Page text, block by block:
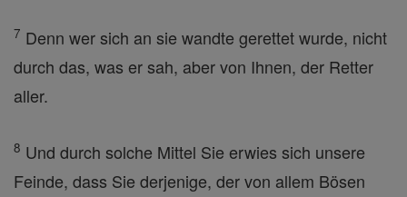
7 Denn wer sich an sie wandte gerettet wurde, nicht
durch das, was er sah, aber von Ihnen, der Retter
aller.
8 Und durch solche Mittel Sie erwies sich unsere
Feinde, dass Sie derjenige, der von allem Bösen